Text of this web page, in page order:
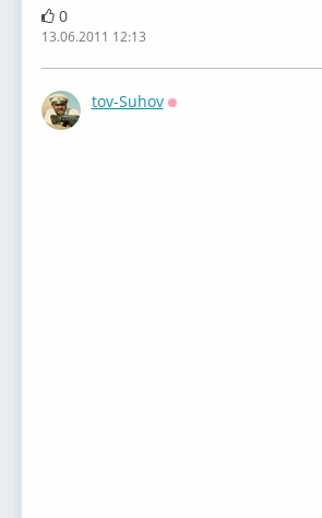
0
13.06.2011 12:13
tov-Suhov